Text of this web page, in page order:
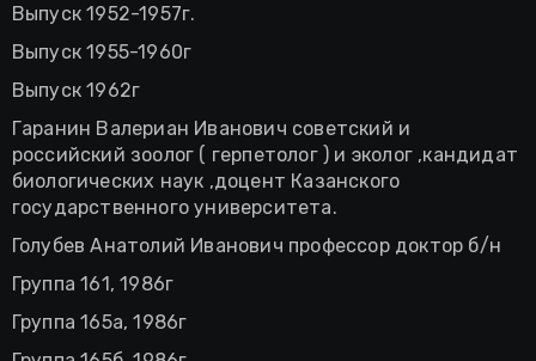
Выпуск 1952-1957г.
Выпуск 1955-1960г
Выпуск 1962г
Гаранин Валериан Иванович советский и
российский зоолог ( герпетолог ) и эколог ,кандидат
биологических наук ,доцент Казанского
государственного университета.
Голубев Анатолий Иванович профессор доктор б/н
Группа 161, 1986г
Группа 165а, 1986г